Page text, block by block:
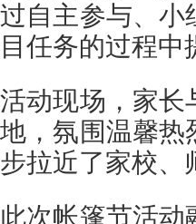
过自主参与、小
目任务的过程中
活动现场，家长
地，氛围温馨热
步拉近了家校、
此次帐篷节活